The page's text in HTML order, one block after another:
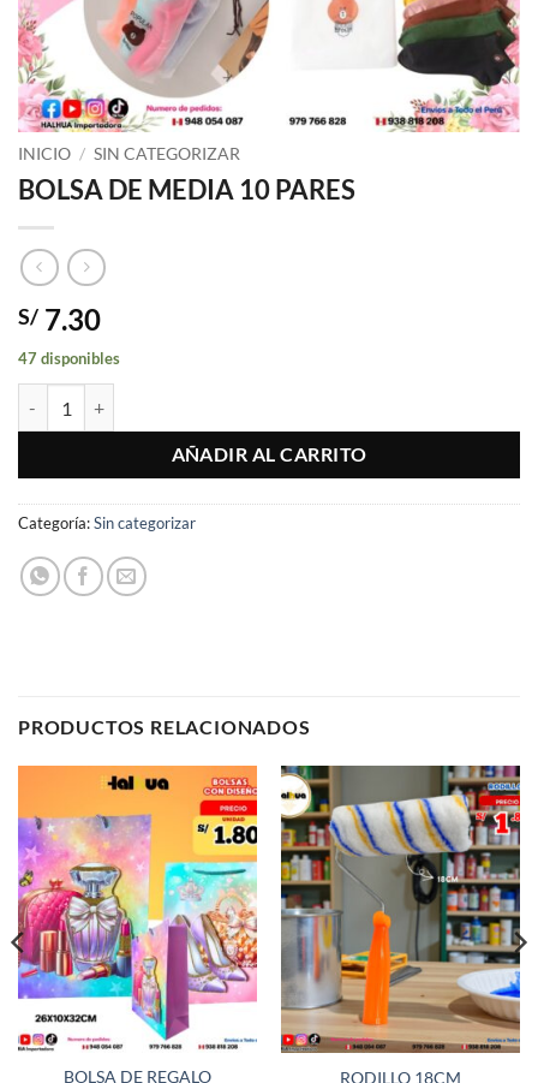
INICIO / SIN CATEGORIZAR
BOLSA DE MEDIA 10 PARES
S/ 7.30
47 disponibles
AÑADIR AL CARRITO
Categoría:Sin categorizar
PRODUCTOS RELACIONADOS
BOLSA DE REGALO
RODILLO 18CM